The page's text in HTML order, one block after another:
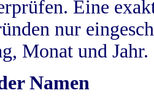
Eine
nur
Monat und Jahr.
Namen